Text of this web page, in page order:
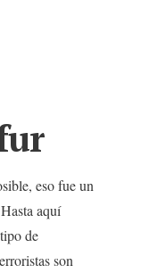
eso fue un
aquí
de
son